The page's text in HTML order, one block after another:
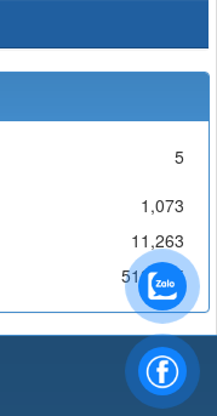
5
1,073
11,263
512,225